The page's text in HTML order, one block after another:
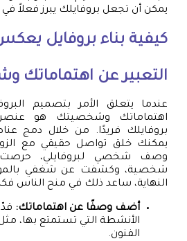
يمكن أن تجعل بروفايلك يبرز فعلاً
كيفية بناء بروفايل
التعبير عن اهتماماتك
عندما يتعلق الأمر بتصميم
اهتماماتك وشخصيتك هو
بروفايلك فريدًا. من خلال دمج
يمكنك خلق تواصل حقيقي مع
وصف شخصي لبروفايلي،
شخصية، وكشفت عن شغفي
النهاية، ساعد ذلك في منح الناس
أضف وصفًا عن اهتماماتك:
الأنشطة التي تستمتع بها، مثل
الفنون.